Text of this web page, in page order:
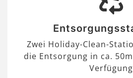
Zwei Holiday-Clean-
die Entsorgung in ca.
Verfügung